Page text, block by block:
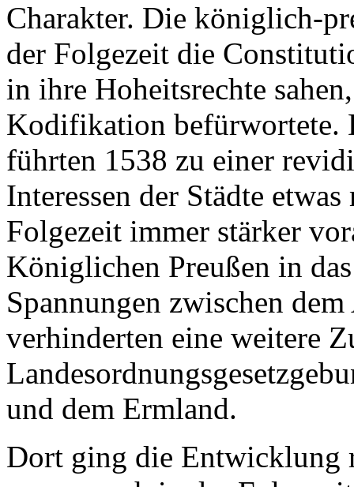
Charakter. Die königlich-
der Folgezeit die
in ihre Hoheitsrechte
Kodifikation befürwortete.
führten 1538 zu einer
Interessen der Städte
Folgezeit immer stärker
Königlichen Preußen in
Spannungen zwischen
verhinderten eine weitere
und dem Ermland.
Dort ging die Entwicklung